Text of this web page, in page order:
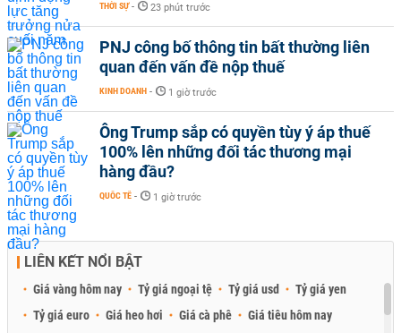
THỜI SỰ - 23 phút trước
PNJ công bố thông tin bất thường liên
quan đến vấn đề nộp thuế
KINH DOANH - 1 giờ trước
Ông Trump sắp có quyền tùy ý áp thuế
100% lên những đối tác thương mại
hàng đầu?
QUỐC TẾ - 1 giờ trước
LIÊN KẾT NỔI BẬT
Giá vàng hôm nay Tỷ giá ngoại tệ Tỷ giá usd
Tỷ giá yen
Tỷ giá euro
Giá heo hơi Giá cà phê
Giá tiêu hôm nay